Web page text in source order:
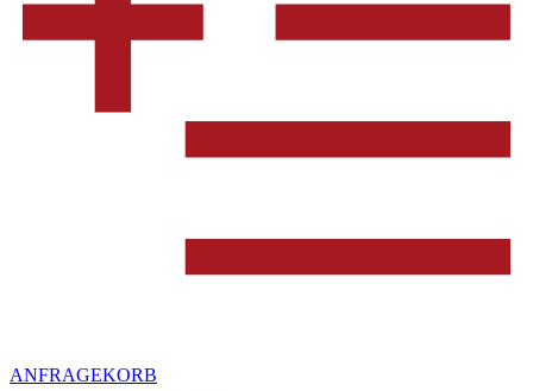
ANFRAGEKORB